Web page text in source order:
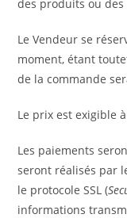
des produits ou des
Le Vendeur se
moment, étant
de la commande
Le prix est exigible
Les paiements
seront réalisés par
le protocole SSL (
informations